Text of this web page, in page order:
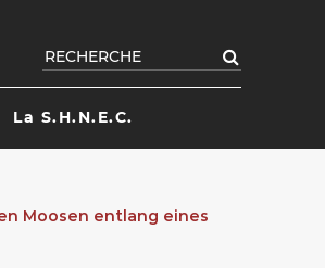
Rechercher
La S.H.N.E.C.
Moosen entlang eines